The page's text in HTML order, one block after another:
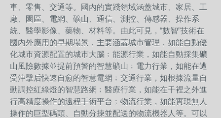
車、零售、交通等。國內的實踐領域涵蓋城市、家居、工
廠、園區、電網、礦山、通信、測控、傳感器、操作系
統、醫學影像、藥物、材料等。由此可見，“數智”技術在
國內外應用的早期場景，主要涵蓋城市管理，如能自動優
化城市資源配置的城市大腦﹔能源行業，如能自動採集礦
山風險數據並提前預警的智慧礦山﹔電力行業，如能在遭
受沖擊后快速自愈的智慧電網﹔交通行業，如根據流量自
動調控紅綠燈的智慧路網﹔醫療行業，如能在千裡之外進
行高精度操作的遠程手術平台﹔物流行業，如能實現無人
操作的巨型碼頭、自動分揀並配送的物流機器人等。可以